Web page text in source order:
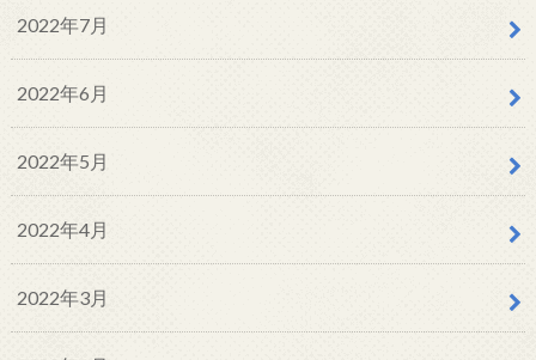
2022年7月
2022年6月
2022年5月
2022年4月
2022年3月